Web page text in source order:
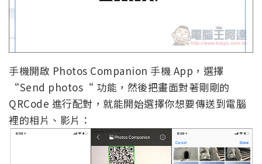
手機開啟 Photos Companion 手機 App，選擇
“Send photos“ 功能，然後把畫面對著剛剛的
QRCode 進行配對，就能開始選擇你想要傳送到電腦
裡的相片、影片：